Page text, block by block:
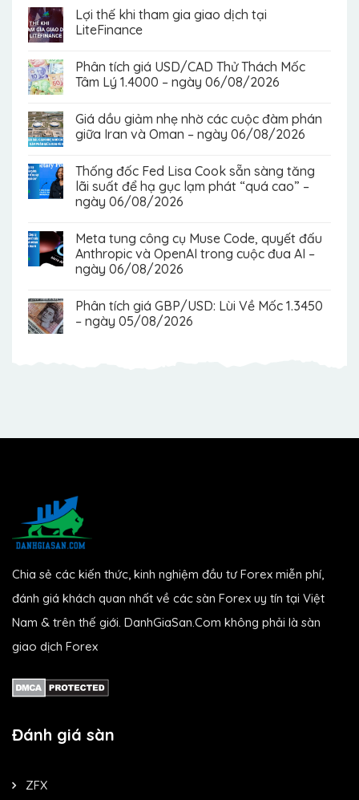
Lợi thế khi tham gia giao dịch tại
LiteFinance
Phân tích giá USD/CAD Thử Thách Mốc
Tâm Lý 1.4000 – ngày 06/08/2026
Giá dầu giảm nhẹ nhờ các cuộc đàm phán
giữa Iran và Oman – ngày 06/08/2026
Thống đốc Fed Lisa Cook sẵn sàng tăng
lãi suất để hạ gục lạm phát “quá cao” –
ngày 06/08/2026
Meta tung công cụ Muse Code, quyết đấu
Anthropic và OpenAI trong cuộc đua AI –
ngày 06/08/2026
Phân tích giá GBP/USD: Lùi Về Mốc 1.3450
– ngày 05/08/2026
Chia sẻ các kiến thức, kinh nghiệm đầu tư Forex miễn phí,
đánh giá khách quan nhất về các sàn Forex uy tín tại Việt
Nam & trên thế giới. DanhGiaSan.Com không phải là sàn
giao dịch Forex
Đánh giá sàn
ZFX